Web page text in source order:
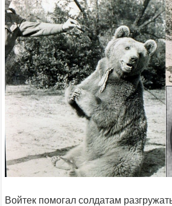
Войтек помогал солдатам